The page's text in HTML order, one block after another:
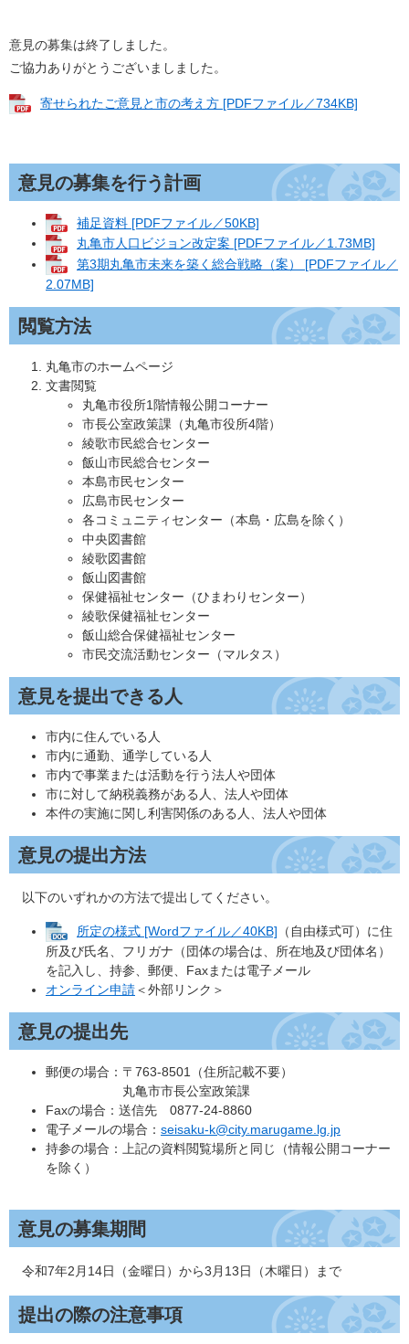
意見の募集は終了しました。
ご協力ありがとうございましました。
寄せられたご意見と市の考え方 [PDFファイル／734KB]
意見の募集を行う計画
補足資料 [PDFファイル／50KB]
丸亀市人口ビジョン改定案 [PDFファイル／1.73MB]
第3期丸亀市未来を築く総合戦略（案） [PDFファイル／
2.07MB]
閲覧方法
丸亀市のホームページ
文書閲覧
丸亀市役所1階情報公開コーナー
市長公室政策課（丸亀市役所4階）
綾歌市民総合センター
飯山市民総合センター
本島市民センター
広島市民センター
各コミュニティセンター（本島・広島を除く）
中央図書館
綾歌図書館
飯山図書館
保健福祉センター（ひまわりセンター）
綾歌保健福祉センター
飯山総合保健福祉センター
市民交流活動センター（マルタス）
意見を提出できる人
市内に住んでいる人
市内に通勤、通学している人
市内で事業または活動を行う法人や団体
市に対して納税義務がある人、法人や団体
本件の実施に関し利害関係のある人、法人や団体
意見の提出方法
以下のいずれかの方法で提出してください。
所定の様式 [Wordファイル／40KB] （自由様式可）に住
所及び氏名、フリガナ（団体の場合は、所在地及び団体名）
を記入し、持参、郵便、Faxまたは電子メール
オンライン申請＜外部リンク＞
意見の提出先
郵便の場合：〒763-8501（住所記載不要）
丸亀市市長公室政策課
Faxの場合：送信先 0877-24-8860
電子メールの場合： seisaku-k@city.marugame.lg.jp
持参の場合：上記の資料閲覧場所と同じ（情報公開コーナー
を除く）
意見の募集期間
令和7年2月14日（金曜日）から3月13日（木曜日）まで
提出の際の注意事項